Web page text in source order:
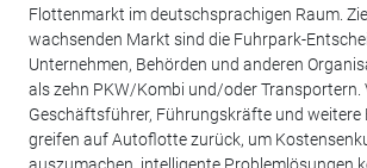
Flottenmarkt im deutschsprachigen Raum.
wachsenden Markt sind die Fuhrpark-
Unternehmen, Behörden und anderen
als zehn PKW/Kombi und/oder Transportern.
Geschäftsführer, Führungskräfte und weitere
greifen auf Autoflotte zurück, um